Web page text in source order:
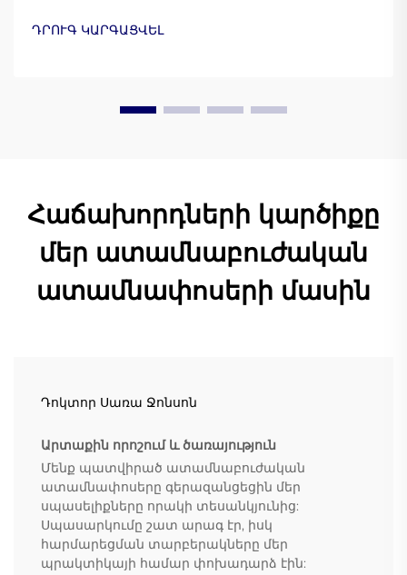
մաքրելու խորհուրդ տրվող հաճախականությունը:
Իմացեք ատամների փորձագետների կողմից
ԴՐՈՒԳ ԿԱՐԳԱՑՎԵԼ
Հաճախորդների կարծիքը
մեր ատամնաբուժական
ատամնափոսերի մասին
Դոկտոր Սառա Ջոնսոն
Արտաքին որոշում և ծառայություն
Մենք պատվիրած ատամնաբուժական
ատամնափոսերը գերազանցեցին մեր
սպասելիքները որակի տեսանկյունից:
Սպասարկումը շատ արագ էր, իսկ
հարմարեցման տարբերակները մեր
պրակտիկայի համար փոխադարձ էին: